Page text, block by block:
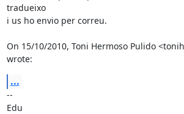
tradueixo
i us ho envio per correu.
On 15/10/2010, Toni Hermoso Pulido
wrote:
...
--
Edu